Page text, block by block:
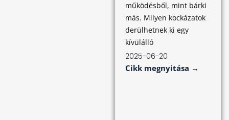
működésből, mint bárki
más. Milyen kockázatok
derülhetnek ki egy
kívülálló
2025-06-20
Cikk megnyitása →